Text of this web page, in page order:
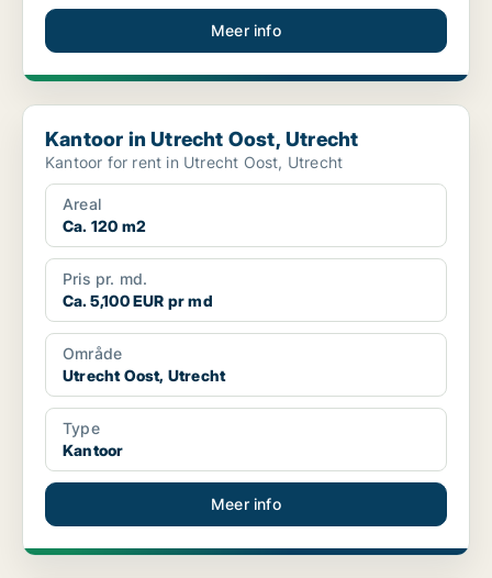
Meer info
Kantoor in Utrecht Oost, Utrecht
Kantoor in Utrecht Oost, Utrecht
Kantoor for rent in Utrecht Oost, Utrecht
Areal
Ca. 120 m2
Pris pr. md.
Ca. 5,100 EUR pr md
Område
Utrecht Oost, Utrecht
Type
Kantoor
Meer info